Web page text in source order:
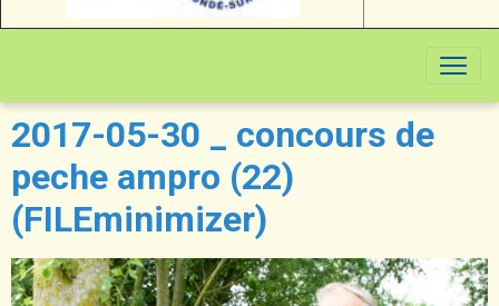
2017-05-30 _ concours de
peche ampro (22)
(FILEminimizer)